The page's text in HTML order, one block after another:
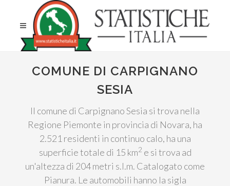
COMUNE DI CARPIGNANO
SESIA
Il comune di Carpignano Sesia si trova nella
Regione Piemonte in provincia di Novara, ha
2.521 residenti in continuo calo, ha una
superficie totale di 15 km2 e si trova ad
un'altezza di 204 metri s.l.m. Catalogato come
Pianura. Le automobili hanno la sigla